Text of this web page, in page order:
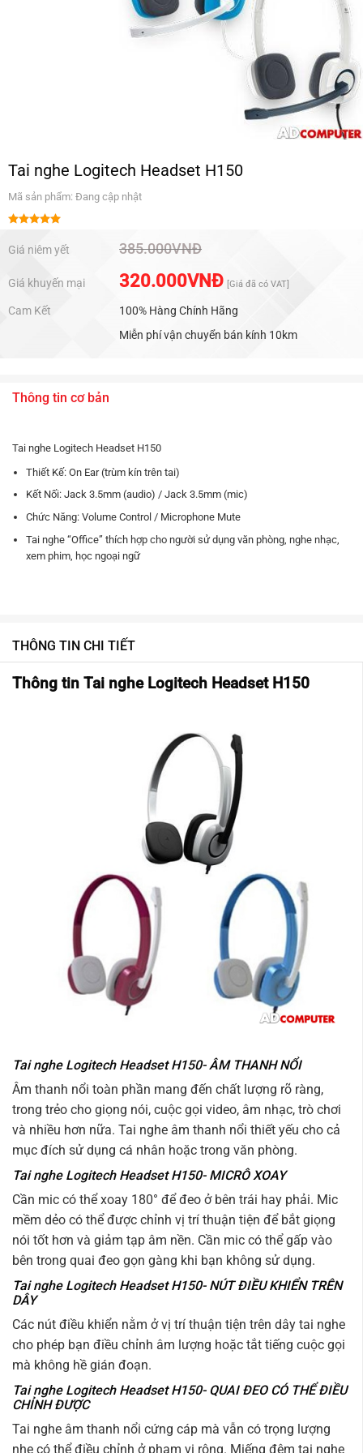
Tai nghe Logitech Headset H150
Mã sản phẩm: Đang cập nhật
hạng5.00
5 sao
Giá niêm yết 385.000VNĐ
Giá khuyến mại 320.000VNĐ [Giá đã có VAT]
Cam Kết
100% Hàng Chính Hãng
Miễn phí vận chuyển bán kính 10km
Thông tin cơ bản
Tai nghe Logitech Headset H150
Thiết Kế: On Ear (trùm kín trên tai)
Kết Nối: Jack 3.5mm (audio) / Jack 3.5mm (mic)
Chức Năng: Volume Control / Microphone Mute
Tai nghe “Office” thích hợp cho người sử dụng văn phòng, nghe nhạc,
xem phim, học ngoại ngữ
THÔNG TIN CHI TIẾT
Thông tin Tai nghe Logitech Headset H150
Tai nghe Logitech Headset H150- ÂM THANH NỔI
Âm thanh nổi toàn phần mang đến chất lượng rõ ràng,
trong trẻo cho giọng nói, cuộc gọi video, âm nhạc, trò chơi
và nhiều hơn nữa. Tai nghe âm thanh nổi thiết yếu cho cả
mục đích sử dụng cá nhân hoặc trong văn phòng.
Tai nghe Logitech Headset H150- MICRÔ XOAY
Cần mic có thể xoay 180° để đeo ở bên trái hay phải. Mic
mềm dẻo có thể được chỉnh vị trí thuận tiện để bắt giọng
nói tốt hơn và giảm tạp âm nền. Cần mic có thể gấp vào
bên trong quai đeo gọn gàng khi bạn không sử dụng.
Tai nghe Logitech Headset H150- NÚT ĐIỀU KHIỂN TRÊN
DÂY
Các nút điều khiển nằm ở vị trí thuận tiện trên dây tai nghe
cho phép bạn điều chỉnh âm lượng hoặc tắt tiếng cuộc gọi
mà không hề gián đoạn.
Tai nghe Logitech Headset H150- QUAI ĐEO CÓ THỂ ĐIỀU
CHỈNH ĐƯỢC
Tai nghe âm thanh nổi cứng cáp mà vẫn có trọng lượng
nhẹ có thể điều chỉnh ở phạm vi rộng. Miếng đệm tai nghe